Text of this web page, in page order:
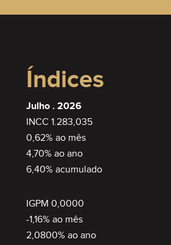
Índices
Julho . 2026
INCC 1.283,035
0,62% ao mês
4,70% ao ano
6,40% acumulado
IGPM 0,0000
-1,16% ao mês
2,0800% ao ano